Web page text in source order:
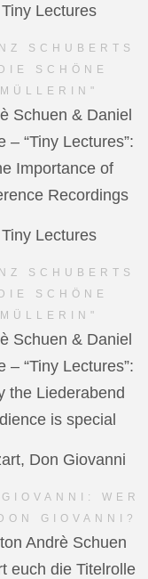
Tiny Lectures
SCHUBERTS
SCHÖNE
MÜLLERIN"
Schuen & Daniel
– “Tiny Lectures”:
Importance of
Recordings
Tiny Lectures
SCHUBERTS
SCHÖNE
MÜLLERIN"
Schuen & Daniel
– “Tiny Lectures”:
the Liederabend
is special
Don Giovanni
WER
GIOVANNI?
Andrè Schuen
euch die Titelrolle